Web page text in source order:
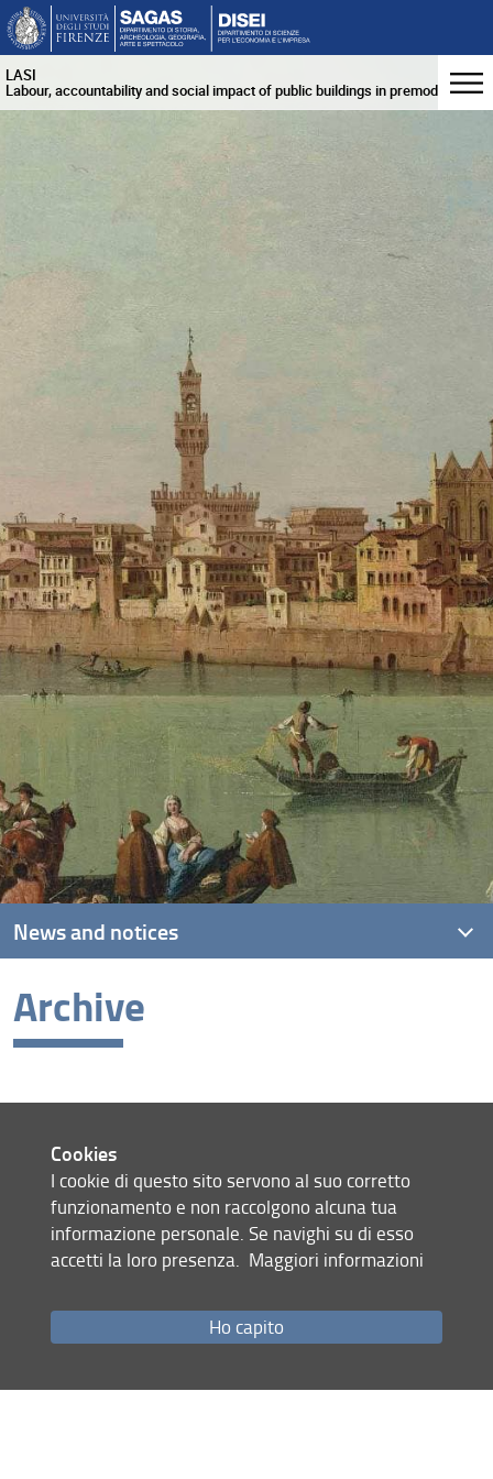
LASI
Labour, accountability and social impact of public buildings in premodern
Archive
News and notices
Latest news
Archive
Site map
RSS feed
Privacy policy
Legal notices
Monitoring
Cookies
I cookie di questo sito servono al suo corretto
funzionamento e non raccolgono alcuna tua
informazione personale. Se navighi su di esso
accetti la loro presenza. Maggiori informazioni
Ho capito